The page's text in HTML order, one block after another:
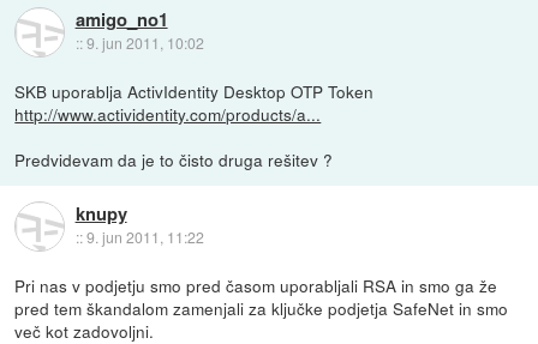
amigo_no1
::9. jun 2011, 10:02
SKB uporablja ActivIdentity Desktop OTP Token
http://www.actividentity.com/products/a...
Predvidevam da je to čisto druga rešitev ?
knupy
::9. jun 2011, 11:22
Pri nas v podjetju smo pred časom uporabljali RSA in smo ga že
pred tem škandalom zamenjali za ključke podjetja SafeNet in smo
več kot zadovoljni.